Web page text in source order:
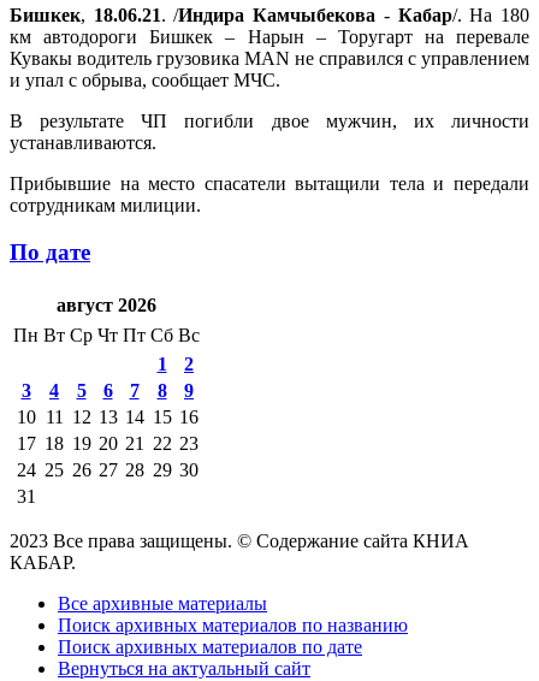
Бишкек, 18.06.21. /Индира Камчыбекова - Кабар/. На 180
км автодороги Бишкек – Нарын – Торугарт на перевале
Кувакы водитель грузовика MAN не справился с управлением
и упал с обрыва, сообщает МЧС.
В результате ЧП погибли двое мужчин, их личности
устанавливаются.
Прибывшие на место спасатели вытащили тела и передали
сотрудникам милиции.
По дате
август 2026
Пн Вт Ср Чт Пт Сб Вс
1
2
3
4 5 6 7 8
9
10 11 12 13 14 15 16
17 18 19 20 21 22 23
24 25 26 27 28 29 30
31
2023 Все права защищены. © Содержание сайта КНИА
КАБАР.
Все архивные материалы
Поиск архивных материалов по названию
Поиск архивных материалов по дате
Вернуться на актуальный сайт